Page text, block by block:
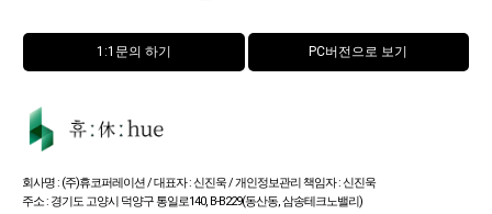
1:1문의 하기 PC버전으로 보기
회사명 : (주)휴코퍼레이션 / 대표자 : 신진욱 / 개인정보관리 책임자 : 신진욱
주소 : 경기도 고양시 덕양구 통일로140, B-B229(동산동, 삼송테크노밸리)